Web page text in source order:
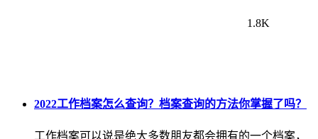
1.8K
2022工作档案怎么查询？档案查询的方法你掌握了吗？
工作档案可以说是绝大多数朋友都会拥有的一个档案，